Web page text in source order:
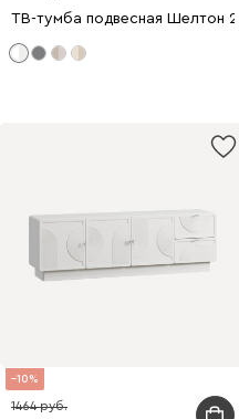
ТВ-тумба подвесная Шелтон
10
1464